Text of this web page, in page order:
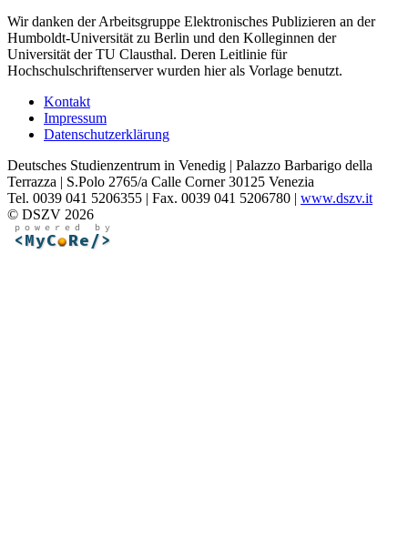
Wir danken der Arbeitsgruppe Elektronisches Publizieren an der
Humboldt-Universität zu Berlin und den Kolleginnen der
Universität der TU Clausthal. Deren Leitlinie für
Hochschulschriftenserver wurden hier als Vorlage benutzt.
Kontakt
Impressum
Datenschutzerklärung
Deutsches Studienzentrum in Venedig | Palazzo Barbarigo della
Terrazza | S.Polo 2765/a Calle Corner 30125 Venezia
Tel. 0039 041 5206355 | Fax. 0039 041 5206780 | www.dszv.it
© DSZV 2026